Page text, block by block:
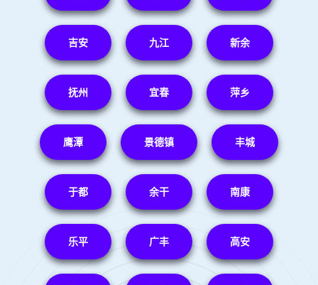
吉安 九江 新余
抚州 宜春 萍乡
鹰潭 景德镇 丰城
于都 余干 南康
乐平 广丰 高安